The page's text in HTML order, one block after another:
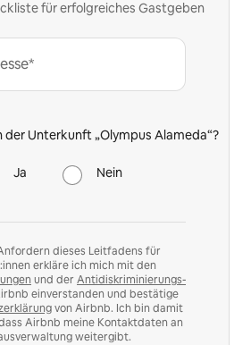
für erfolgreiches Gastgeben
der Unterkunft „Olympus Alameda“?
Ja Nein
dieses Leitfadens für
erkläre ich mich mit den
und der Antidiskriminierungs-
einverstanden und bestätige
von Airbnb. Ich bin damit
Airbnb meine Kontaktdaten an
weitergibt.